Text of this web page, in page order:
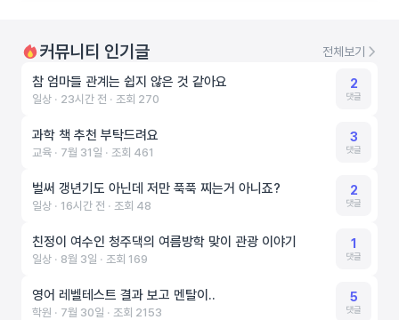
커뮤니티 인기글 전체보기
참 엄마들 관계는 쉽지 않은 것 같아요
일상 ‧ 23시간 전 ‧ 조회 270
2
댓글
과학 책 추천 부탁드려요
교육 ‧ 7월 31일 ‧ 조회 461
3
댓글
벌써 갱년기도 아닌데 저만 푹푹 찌는거 아니죠?
일상 ‧ 16시간 전 ‧ 조회 48
2
댓글
친정이 여수인 청주댁의 여름방학 맞이 관광 이야기
일상 ‧ 8월 3일 ‧ 조회 169
1
댓글
영어 레벨테스트 결과 보고 멘탈이..
학원 ‧ 7월 30일 ‧ 조회 2153
5
댓글